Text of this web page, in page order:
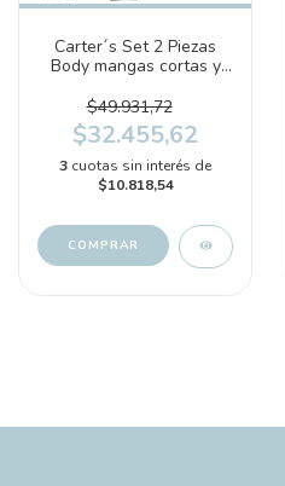
Carter´s Set 2 Piezas
Body mangas cortas y
(1N607610)
$49.931,72
$32.455,62
3 cuotas sin interés de
$10.818,54
COMPRAR